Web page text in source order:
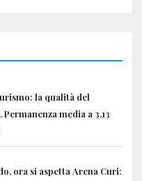
la qualità del
media a 3,13
ora si aspetta Arena Curi: